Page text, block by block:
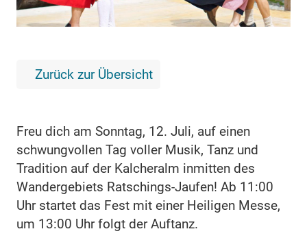
Zurück zur Übersicht
Freu dich am Sonntag, 12. Juli, auf einen
schwungvollen Tag voller Musik, Tanz und
Tradition auf der Kalcheralm inmitten des
Wandergebiets Ratschings-Jaufen! Ab 11:00
Uhr startet das Fest mit einer Heiligen Messe,
um 13:00 Uhr folgt der Auftanz.